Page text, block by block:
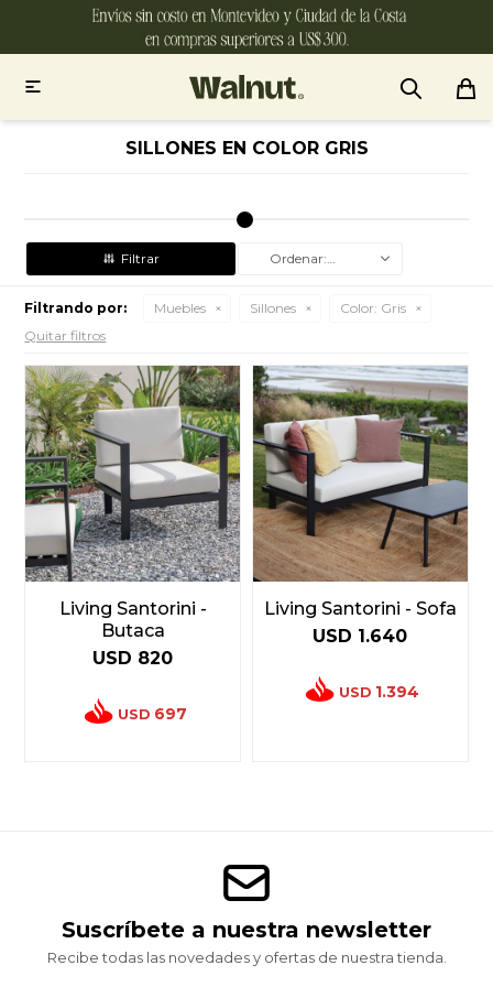

SILLONES EN COLOR GRIS
Recomendados
Filtrando por: Muebles Sillones Color: Gris
Quitar filtros
Living Santorini -
Butaca
USD 820
USD 697
Living Santorini - Sofa
USD 1.640
USD 1.394
Suscríbete a nuestra newsletter
Recibe todas las novedades y ofertas de nuestra tienda.